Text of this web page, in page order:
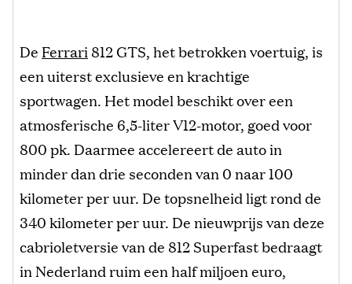
De Ferrari812 GTS, het betrokken voertuig, is
een uiterst exclusieve en krachtige
sportwagen. Het model beschikt over een
atmosferische 6,5-liter V12-motor, goed voor
800 pk. Daarmee accelereert de auto in
minder dan drie seconden van 0 naar 100
kilometer per uur. De topsnelheid ligt rond de
340 kilometer per uur. De nieuwprijs van deze
cabrioletversie van de 812 Superfast bedraagt
in Nederland ruim een half miljoen euro,